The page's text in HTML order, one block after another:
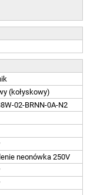
(kołyskowy)
02-BRNN-0A-N2
neonówka 250V